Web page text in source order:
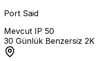
Port Said
Mevcut IP 50
30 Günlük Benzersiz 2K